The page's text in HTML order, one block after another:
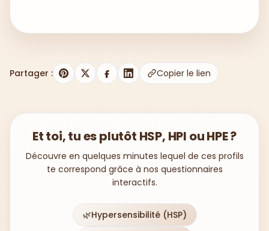
Partager : Copier le lien
Et toi, tu es plutôt HSP, HPI ou HPE ?
Découvre en quelques minutes lequel de ces profils
te correspond grâce à nos questionnaires
interactifs.
🌿Hypersensibilité (HSP)